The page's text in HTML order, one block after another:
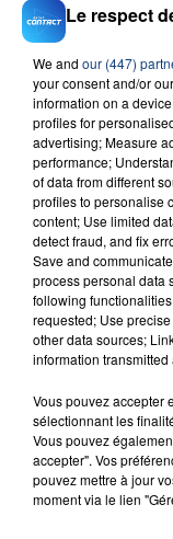
FIL D'ACTU
23 juillet 2026
INCENDIE
SON BÉBÉ
Un homme
aspergé sa
Le respect
We and our (447)
your consent and/or
information on a
profiles for
advertising; Measure
performance;
of data from different
profiles to personalise
content; Use limited
detect fraud, and fix
Save and
process personal data
following
requested; Use
other data sources;
information transmitted
Vous pouvez accepter
sélectionnant les
Vous pouvez
accepter". Vos
pouvez mettre à jour
moment via le lien